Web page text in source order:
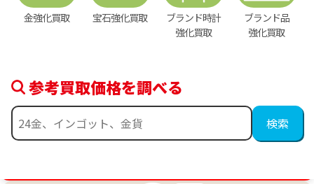
金強化買取 宝石強化買取
ブランド時計
強化買取
ブランド品
強化買取
参考買取価格を調べる